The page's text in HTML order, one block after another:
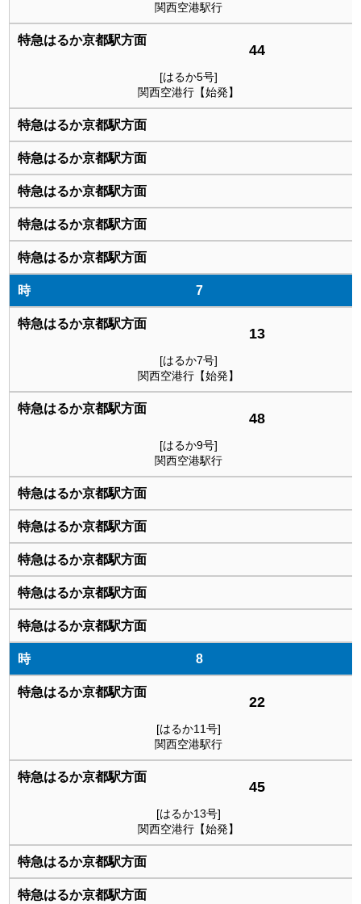
関西空港駅行
44
[はるか5号]
関西空港行【始発】
7
13
[はるか7号]
関西空港行【始発】
48
[はるか9号]
関西空港駅行
8
22
[はるか11号]
関西空港駅行
45
[はるか13号]
関西空港行【始発】